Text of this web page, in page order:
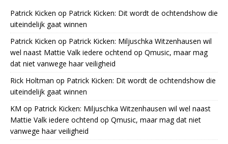
Patrick Kicken op Patrick Kicken: Dit wordt de ochtendshow die
uiteindelijk gaat winnen
Patrick Kicken op Patrick Kicken: Miljuschka Witzenhausen wil
wel naast Mattie Valk iedere ochtend op Qmusic, maar mag
dat niet vanwege haar veiligheid
Rick Holtman op Patrick Kicken: Dit wordt de ochtendshow die
uiteindelijk gaat winnen
KM op Patrick Kicken: Miljuschka Witzenhausen wil wel naast
Mattie Valk iedere ochtend op Qmusic, maar mag dat niet
vanwege haar veiligheid